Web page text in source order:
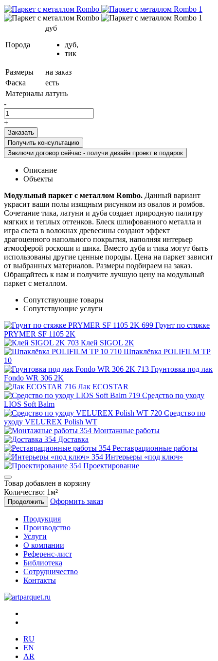
Порода
дуб
дуб,
тик
Размеры
на заказ
Фаска
есть
Материалы латунь
-
+
Получить консультацию
Заключи договор сейчас - получи дизайн проект в подарок
Описание
Объекты
Модульный паркет с металлом Rombo. Данный вариант
украсит ваши полы изящным рисунком из овалов и ромбов.
Сочетание тика, латуни и дуба создает природную палитру
мягких и теплых оттенков. Блеск шлифованного металла и
игра света в волокнах древесины создают эффект
драгоценного напольного покрытия, наполняя интерьер
атмосферой роскоши и шика. Вместо дуба и тика могут быть
использованы другие ценные породы. Цена на паркет зависит
от выбранных материалов. Размеры подбираем на заказ.
Обращайтесь к нам и получите лучшую цену на модульный
паркет с металлом.
Сопутствующие товары
Сопутствующие услуги
Грунт по стяжке
PRYMER SF 1105 2K
Клей SIGOL 2K
Шпаклёвка POLIFILM TP
10
Грунтовка под лак
Fondo WR 306 2K
Лак ECOSTAR
Средство по уходу
LIOS Soft Balm
Средство по
уходу VELUREX Polish WT
Монтажные работы
Доставка
Реставрационные работы
Интерьеры «под ключ»
Проектирование
Товар добавлен в корзину
Количество: 1м²
Продолжить Оформить заказ
Продукция
Производство
Услуги
О компании
Референс-лист
Библиотека
Сотрудничество
Контакты
RU
EN
AR